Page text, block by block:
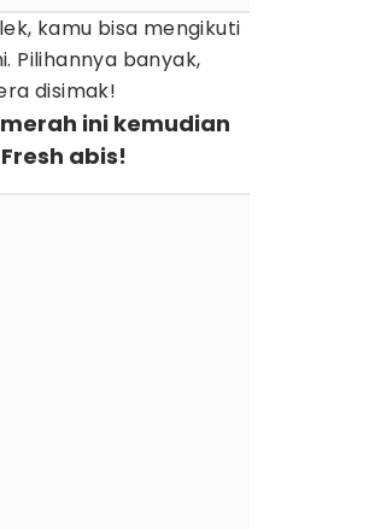
kamu bisa mengikuti
Pilihannya banyak,
disimak!
ini kemudian
abis!